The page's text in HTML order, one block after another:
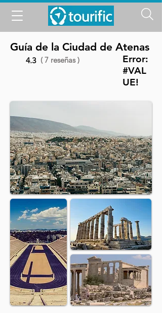
Guía de la Ciudad de Atenas
4.3 ( 7 reseñas )
Error:
#VAL
UE!